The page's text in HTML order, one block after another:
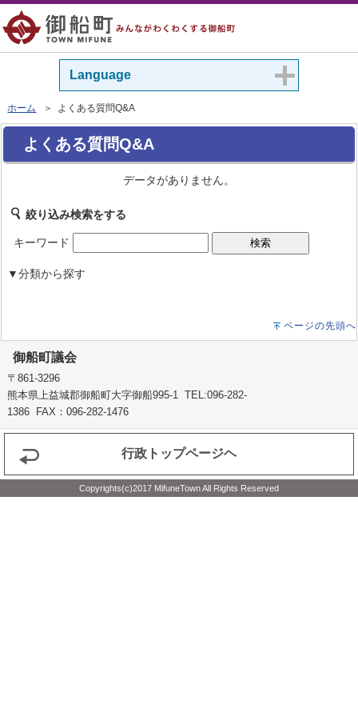
Language
ホーム ＞ よくある質問Q&A
よくある質問Q&A
データがありません。
絞り込み検索をする
キーワード
▼分類から探す
ページの先頭へ
御船町議会
〒861-3296
熊本県上益城郡御船町大字御船995-1 TEL:096-282-
1386 FAX：096-282-1476
行政トップページヘ
Copyrights(c)2017 MifuneTown All Rights Reserved